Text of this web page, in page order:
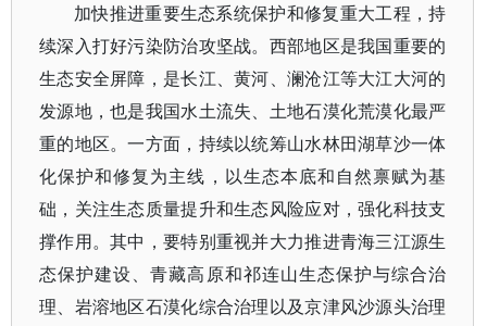
加快推进重要生态系统保护和修复重大工程，持
续深入打好污染防治攻坚战。西部地区是我国重要的
生态安全屏障，是长江、黄河、澜沧江等大江大河的
发源地，也是我国水土流失、土地石漠化荒漠化最严
重的地区。一方面，持续以统筹山水林田湖草沙一体
化保护和修复为主线，以生态本底和自然禀赋为基
础，关注生态质量提升和生态风险应对，强化科技支
撑作用。其中，要特别重视并大力推进青海三江源生
态保护建设、青藏高原和祁连山生态保护与综合治
理、岩溶地区石漠化综合治理以及京津风沙源头治理